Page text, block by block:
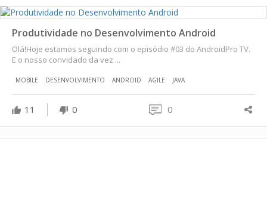
Produtividade no Desenvolvimento Android
Olá!Hoje estamos seguindo com o episódio #03 do AndroidPro TV.
E o nosso convidado da vez ...
MOBILE DESENVOLVIMENTO ANDROID AGILE JAVA
11 0 0